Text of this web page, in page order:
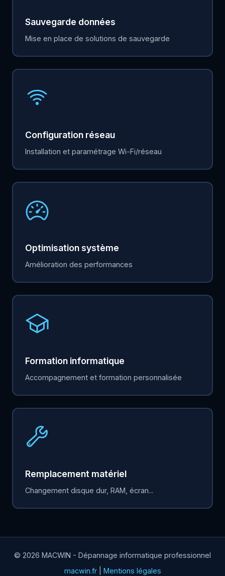
Sauvegarde données
Mise en place de solutions de sauvegarde
Configuration réseau
Installation et paramétrage Wi-Fi/réseau
Optimisation système
Amélioration des performances
Formation informatique
Accompagnement et formation personnalisée
Remplacement matériel
Changement disque dur, RAM, écran...
© 2026 MACWIN - Dépannage informatique professionnel
macwin.fr| Mentions légales